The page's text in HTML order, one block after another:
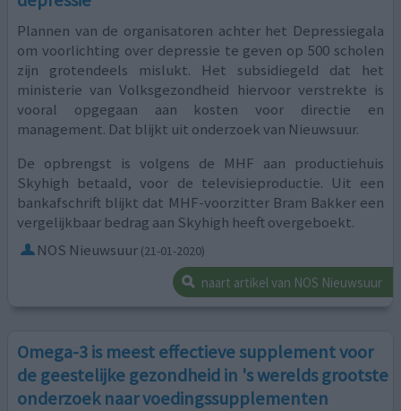
Plannen van de organisatoren achter het Depressiegala
om voorlichting over depressie te geven op 500 scholen
zijn grotendeels mislukt. Het subsidiegeld dat het
ministerie van Volksgezondheid hiervoor verstrekte is
vooral opgegaan aan kosten voor directie en
management. Dat blijkt uit onderzoek van Nieuwsuur.
De opbrengst is volgens de MHF aan productiehuis
Skyhigh betaald, voor de televisieproductie. Uit een
bankafschrift blijkt dat MHF-voorzitter Bram Bakker een
vergelijkbaar bedrag aan Skyhigh heeft overgeboekt.
NOS Nieuwsuur (21-01-2020)
naart artikel van NOS Nieuwsuur
Omega-3 is meest effectieve supplement voor
de geestelijke gezondheid in 's werelds grootste
onderzoek naar voedingssupplementen